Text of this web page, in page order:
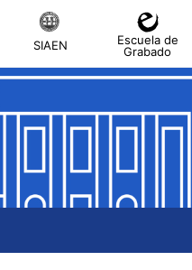
SIAEN
Escuela de
Grabado